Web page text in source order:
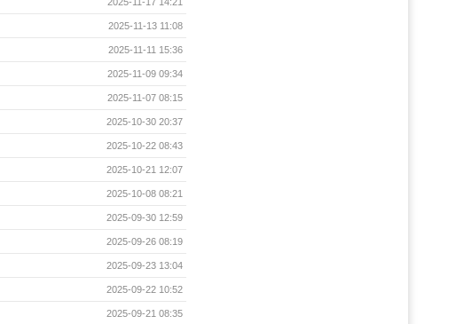
2025-11-13 11:08
2025-11-11 15:36
2025-11-09 09:34
2025-11-07 08:15
2025-10-30 20:37
2025-10-22 08:43
2025-10-21 12:07
2025-10-08 08:21
2025-09-30 12:59
2025-09-26 08:19
2025-09-23 13:04
2025-09-22 10:52
2025-09-21 08:35